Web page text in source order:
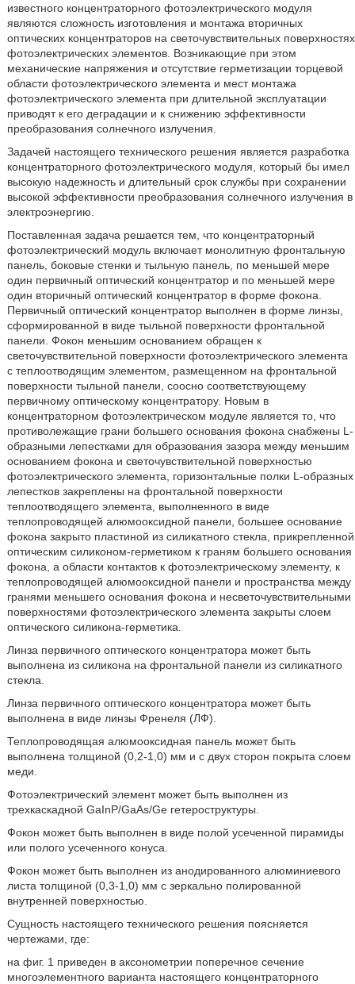
известного концентраторного фотоэлектрического модуля
являются сложность изготовления и монтажа вторичных
оптических концентраторов на светочувствительных поверхностях
фотоэлектрических элементов. Возникающие при этом
механические напряжения и отсутствие герметизации торцевой
области фотоэлектрического элемента и мест монтажа
фотоэлектрического элемента при длительной эксплуатации
приводят к его деградации и к снижению эффективности
преобразования солнечного излучения.
Задачей настоящего технического решения является разработка
концентраторного фотоэлектрического модуля, который бы имел
высокую надежность и длительный срок службы при сохранении
высокой эффективности преобразования солнечного излучения в
электроэнергию.
Поставленная задача решается тем, что концентраторный
фотоэлектрический модуль включает монолитную фронтальную
панель, боковые стенки и тыльную панель, по меньшей мере
один первичный оптический концентратор и по меньшей мере
один вторичный оптический концентратор в форме фокона.
Первичный оптический концентратор выполнен в форме линзы,
сформированной в виде тыльной поверхности фронтальной
панели. Фокон меньшим основанием обращен к
светочувствительной поверхности фотоэлектрического элемента
с теплоотводящим элементом, размещенном на фронтальной
поверхности тыльной панели, соосно соответствующему
первичному оптическому концентратору. Новым в
концентраторном фотоэлектрическом модуле является то, что
противолежащие грани большего основания фокона снабжены L-
образными лепестками для образования зазора между меньшим
основанием фокона и светочувствительной поверхностью
фотоэлектрического элемента, горизонтальные полки L-образных
лепестков закреплены на фронтальной поверхности
теплоотводящего элемента, выполненного в виде
теплопроводящей алюмооксидной панели, большее основание
фокона закрыто пластиной из силикатного стекла, прикрепленной
оптическим силиконом-герметиком к граням большего основания
фокона, а области контактов к фотоэлектрическому элементу, к
теплопроводящей алюмооксидной панели и пространства между
гранями меньшего основания фокона и несветочувствительными
поверхностями фотоэлектрического элемента закрыты слоем
оптического силикона-герметика.
Линза первичного оптического концентратора может быть
выполнена из силикона на фронтальной панели из силикатного
стекла.
Линза первичного оптического концентратора может быть
выполнена в виде линзы Френеля (ЛФ).
Теплопроводящая алюмооксидная панель может быть
выполнена толщиной (0,2-1,0) мм и с двух сторон покрыта слоем
меди.
Фотоэлектрический элемент может быть выполнен из
трехкаскадной GaInP/GaAs/Ge гетероструктуры.
Фокон может быть выполнен в виде полой усеченной пирамиды
или полого усеченного конуса.
Фокон может быть выполнен из анодированного алюминиевого
листа толщиной (0,3-1,0) мм с зеркально полированной
внутренней поверхностью.
Сущность настоящего технического решения поясняется
чертежами, где:
на фиг. 1 приведен в аксонометрии поперечное сечение
многоэлементного варианта настоящего концентраторного